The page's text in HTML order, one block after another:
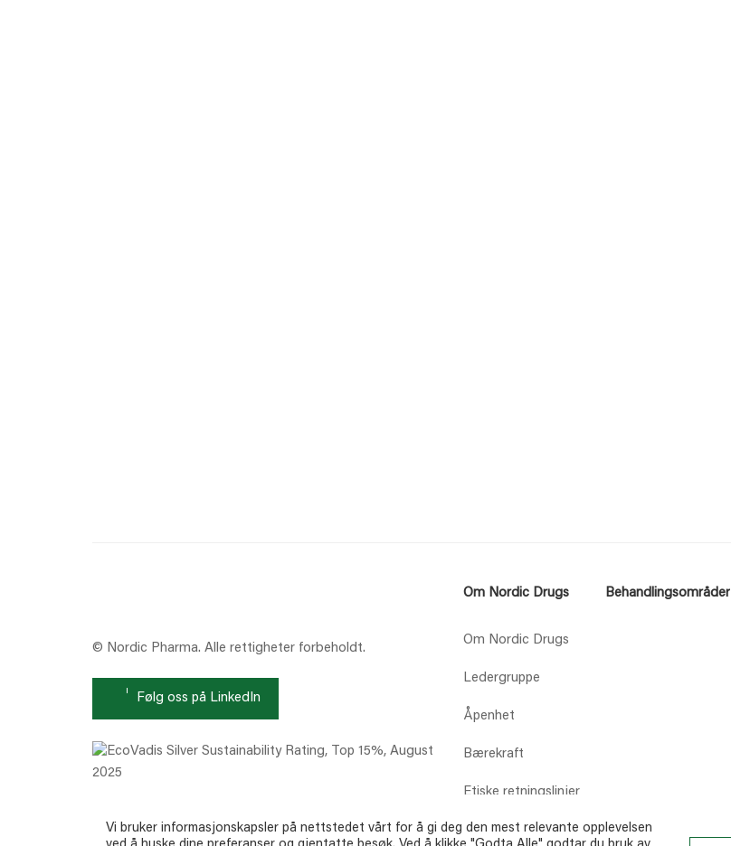
© Nordic Pharma. Alle rettigheter forbeholdt.
Følg oss på LinkedIn
Om Nordic Drugs
Om Nordic Drugs
Ledergruppe
Åpenhet
Bærekraft
Etiske retningslinjer
Karriere
Behandlingsområder
Vi bruker informasjonskapsler på nettstedet vårt for å gi deg den mest relevante opplevelsen